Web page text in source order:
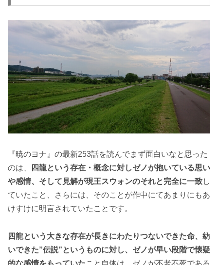
『暁のヨナ』の最新253話を読んでまず面白いなと思った
のは、
四龍という存在・概念に対しゼノが抱いている思い
や感情、そして見解が現王スウォンのそれと完全に一致し
ていたこと、さらには、そのことが作中にてあまりにもあ
けすけに明言されていたことです。
四龍という大きな存在が長きにわたりつないできた命、紡
いできた”伝説”というものに対し、ゼノが早い段階で懐疑
的な感情をもっていた こと自体は、ゼノが不老不死である